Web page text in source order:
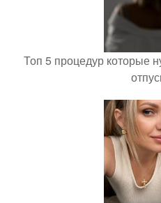
Топ 5 процедур которые